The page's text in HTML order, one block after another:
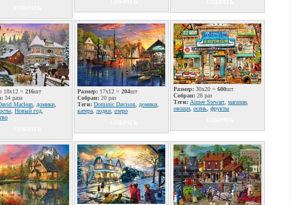
18x12 = 216шт
34 раза
Maclean домики
Новый год
Размер: 17x12 = 204шт
Собран: 20 раз
Теги: Dominic Davison домики
катера
лодки озеро
Размер: 30x20 = 600шт
Собран: 28 раз
Теги: Aimee Stewart магазин
овощи осень фрукты